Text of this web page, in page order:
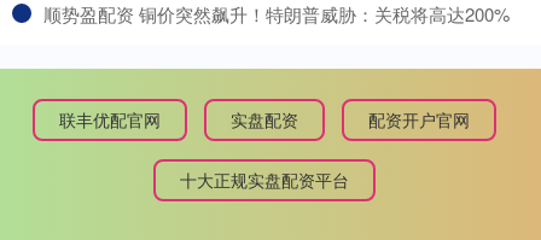
​顺势盈配资 铜价突然飙升！特朗普威胁：关税将高达200%
联丰优配官网 实盘配资 配资开户官网
十大正规实盘配资平台